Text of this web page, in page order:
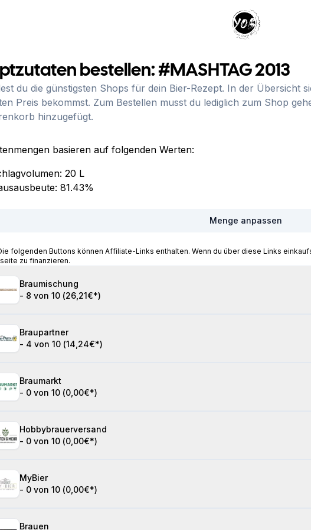
Your Own Beer
bestellen: #MASHTAG 2013
du die günstigsten Shops für dein Bier-Rezept. In der Übersicht
Preis bekommst. Zum Bestellen musst du lediglich zum Shop
hinzugefügt.
basieren auf folgenden Werten:
20 L
81.43%
Menge anpassen
folgenden Buttons können Affiliate-Links enthalten. Wenn du über diese Links
zu finanzieren.
Braumischung
- 8 von 10 (26,21€*)
Braupartner
- 4 von 10 (14,24€*)
Braumarkt
- 0 von 10 (0,00€*)
Hobbybrauerversand
- 0 von 10 (0,00€*)
MyBier
- 0 von 10 (0,00€*)
Brauen